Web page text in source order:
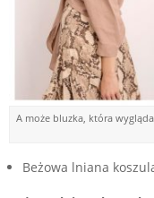
A może bluzka, która
Beżowa lniana